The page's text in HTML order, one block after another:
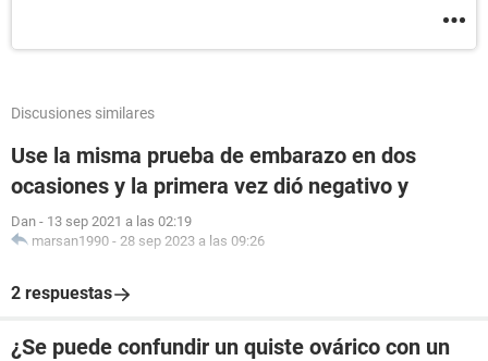
Discusiones similares
Use la misma prueba de embarazo en dos
ocasiones y la primera vez dió negativo y
Dan - 13 sep 2021 a las 02:19
marsan1990 - 28 sep 2023 a las 09:26
2 respuestas
¿Se puede confundir un quiste ovárico con un